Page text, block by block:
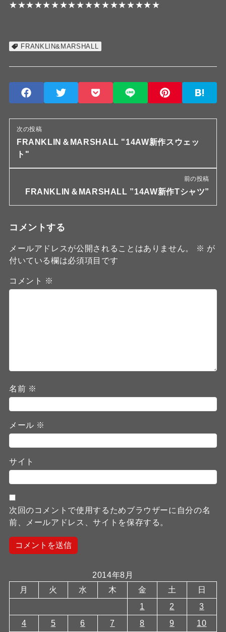
★★★★★★★★★★★★★★★★★★
FRANKLIN&MARSHALL
次の投稿
FRANKLIN＆MARSHALL "14AW新作スウェッ
ト"
前の投稿
FRANKLIN＆MARSHALL ”14AW新作Tシャツ”
コメントする
メールアドレスが公開されることはありません。 ※ が
付いている欄は必須項目です
コメント ※
名前 ※
メール ※
サイト
次回のコメントで使用するためブラウザーに自分の名
前、メールアドレス、サイトを保存する。
2014年8月
月
火 水 木 金 土
日
1
2
3
4
5 6 7 8 9 10